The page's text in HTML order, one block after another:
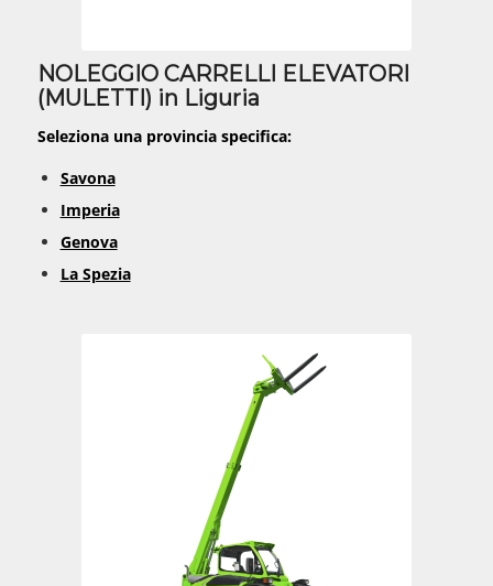
NOLEGGIO CARRELLI ELEVATORI
(MULETTI) in Liguria
Seleziona una provincia specifica:
Savona
Imperia
Genova
La Spezia